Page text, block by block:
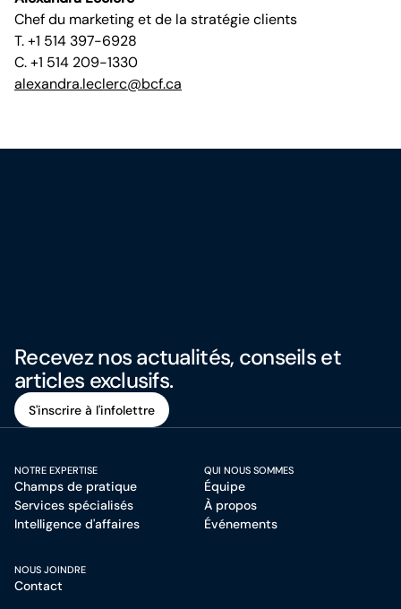
Chef du marketing et de la stratégie clients
T. +1 514 397-6928
C. +1 514 209-1330
alexandra.leclerc@bcf.ca
Recevez nos actualités, conseils et
articles exclusifs.
S'inscrire à l'infolettre
NOTRE EXPERTISE
Champs de pratique
Services spécialisés
Intelligence d'affaires
QUI NOUS SOMMES
Équipe
À propos
Événements
NOUS JOINDRE
Contact